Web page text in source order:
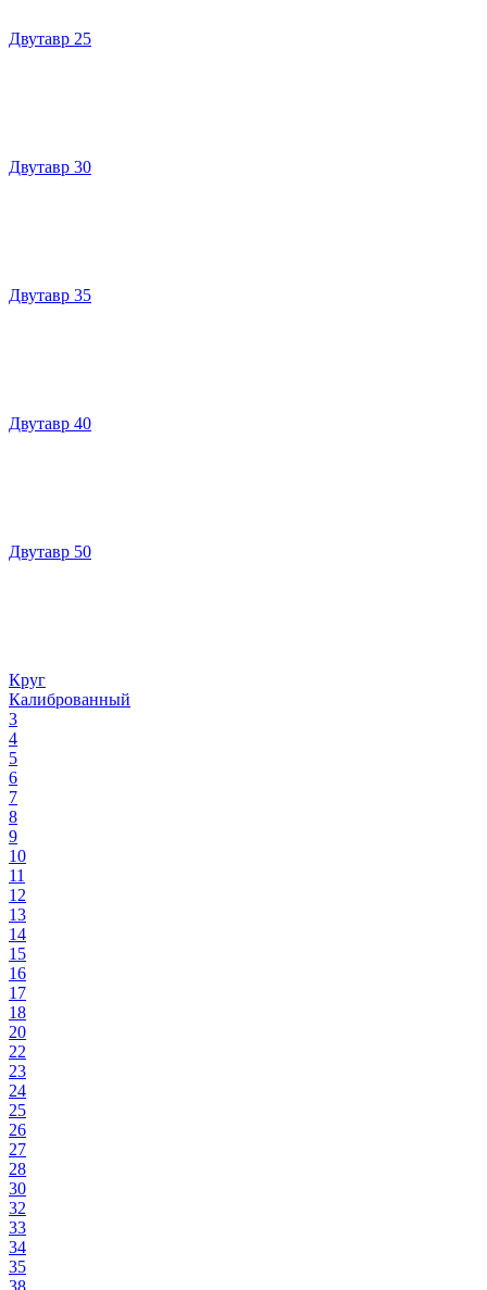
Двутавр 25
Двутавр 30
Двутавр 35
Двутавр 40
Двутавр 50
Круг
Калиброванный
3
4
5
6
7
8
9
10
11
12
13
14
15
16
17
18
20
22
23
24
25
26
27
28
30
32
33
34
35
38